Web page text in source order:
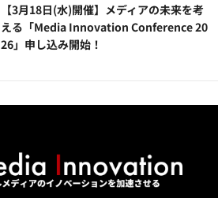
【3月18日(水)開催】メディアの未来を考
える「Media Innovation Conference 20
26」申し込み開始！